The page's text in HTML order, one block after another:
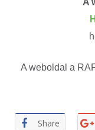
A
A weboldal a
Share